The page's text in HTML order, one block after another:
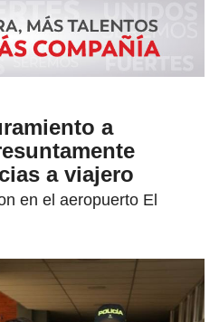
a
a viajero
en el aeropuerto El